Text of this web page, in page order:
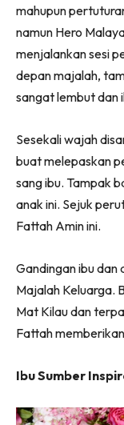
mahupun
namun Hero
menjalankan sesi
depan majalah,
sangat lembut dan
Sesekali wajah
buat melepaskan
sang ibu. Tampak
anak ini. Sejuk
Fattah Amin ini.
Gandingan ibu dan
Majalah Keluarga.
Mat Kilau dan
Fattah
Ibu Sumber